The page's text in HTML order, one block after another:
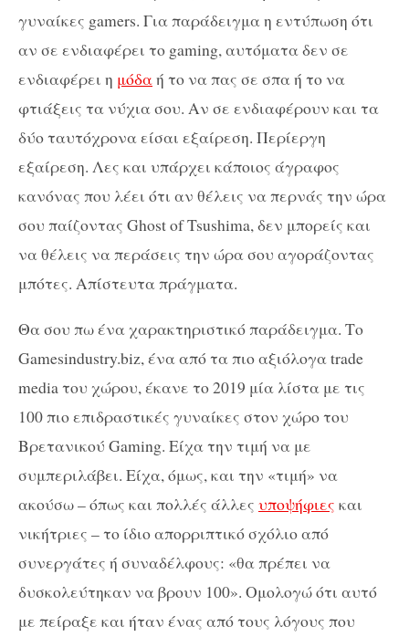
γυναίκες gamers. Για παράδειγμα η εντύπωση ότι
αν σε ενδιαφέρει το gaming, αυτόματα δεν σε
ενδιαφέρει η μόδαή το να πας σε σπα ή το να
φτιάξεις τα νύχια σου. Αν σε ενδιαφέρουν και τα
δύο ταυτόχρονα είσαι εξαίρεση. Περίεργη
εξαίρεση. Λες και υπάρχει κάποιος άγραφος
κανόνας που λέει ότι αν θέλεις να περνάς την ώρα
σου παίζοντας Ghost of Tsushima, δεν μπορείς και
να θέλεις να περάσεις την ώρα σου αγοράζοντας
μπότες. Απίστευτα πράγματα.
Θα σου πω ένα χαρακτηριστικό παράδειγμα. Το
Gamesindustry.biz, ένα από τα πιο αξιόλογα trade
media του χώρου, έκανε το 2019 μία λίστα με τις
100 πιο επιδραστικές γυναίκες στον χώρο του
Βρετανικού Gaming. Είχα την τιμή να με
συμπεριλάβει. Είχα, όμως, και την «τιμή» να
ακούσω – όπως και πολλές άλλες υποψήφιες και
νικήτριες – το ίδιο απορριπτικό σχόλιο από
συνεργάτες ή συναδέλφους: «θα πρέπει να
δυσκολεύτηκαν να βρουν 100». Ομολογώ ότι αυτό
με πείραξε και ήταν ένας από τους λόγους που